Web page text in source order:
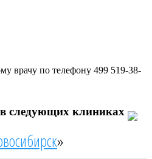
врачу по телефону 499 519-38-
следующих клиниках
»